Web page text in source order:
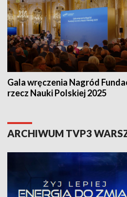
Gala wręczenia Nagród
rzecz Nauki Polskiej 2025
ARCHIWUM TVP3